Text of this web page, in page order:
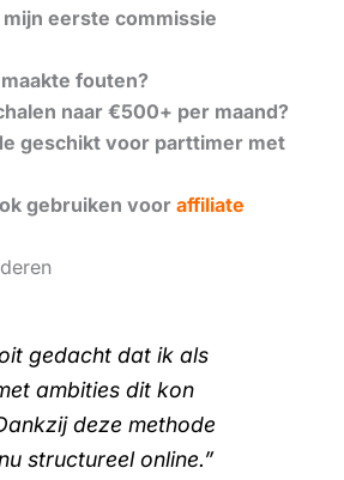
mijn eerste commissie
fouten?
naar €500+ per maand?
geschikt voor parttimer met
gebruiken voor affiliate
gedacht dat ik als
ambities dit kon
deze methode
structureel online.”